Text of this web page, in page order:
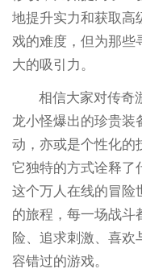
地提升实力和获取高
戏的难度，但为那些
大的吸引力。
相信大家对传奇
龙小怪爆出的珍贵装
动，亦或是个性化的
它独特的方式诠释了
这个万人在线的冒险
的旅程，每一场战斗
险、追求刺激、喜
容错过的游戏。